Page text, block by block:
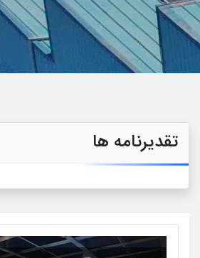
ما
تقدیرنامه ها